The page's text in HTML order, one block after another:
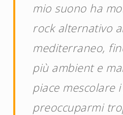
mio suono ha
rock alternativo
mediterraneo,
più ambient e
piace mescolare
preoccuparmi